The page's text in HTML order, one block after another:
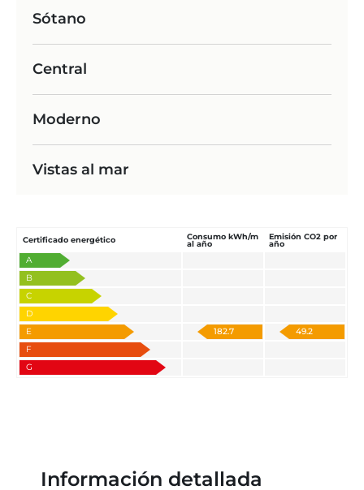
Sótano
Central
Moderno
Vistas al mar
Certificado energético
Consumo kWh/m
al año
Emisión CO2 por
año
A
B
C
D
E
182.7
49.2
F
G
Información detallada